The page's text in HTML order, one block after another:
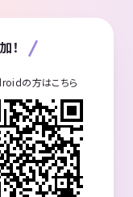
！
の方はこちら